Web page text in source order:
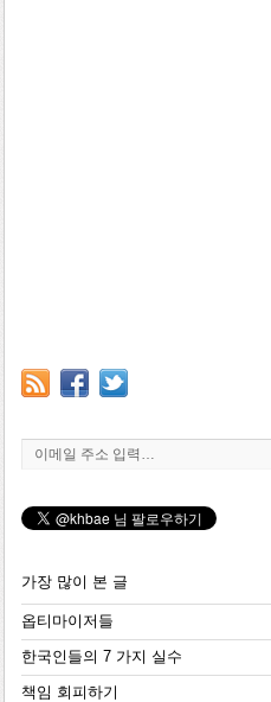
이메일 주소 입력…
가장 많이 본 글
옵티마이저들
한국인들의 7 가지 실수
책임 회피하기